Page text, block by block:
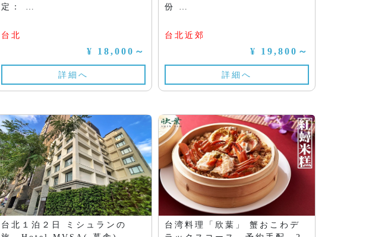
定： …
台北
¥ 18,000～
詳細へ
份 …
台北近郊
¥ 19,800～
詳細へ
台北１泊２日 ミシュランの
台湾料理「欣葉」 蟹おこわデ